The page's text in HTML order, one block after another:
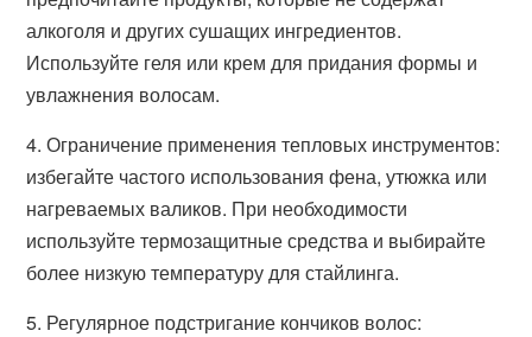
алкоголя и других сушащих ингредиентов.
Используйте геля или крем для придания формы и
увлажнения волосам.
4. Ограничение применения тепловых инструментов:
избегайте частого использования фена, утюжка или
нагреваемых валиков. При необходимости
используйте термозащитные средства и выбирайте
более низкую температуру для стайлинга.
5. Регулярное подстригание кончиков волос: